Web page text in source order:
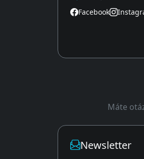
Facebook
Máte
Newsletter